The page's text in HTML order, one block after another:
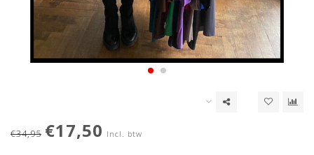
€34,95 €17,50 Incl. btw